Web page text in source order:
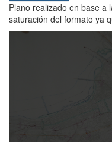
Plano realizado en base a
saturación del formato ya